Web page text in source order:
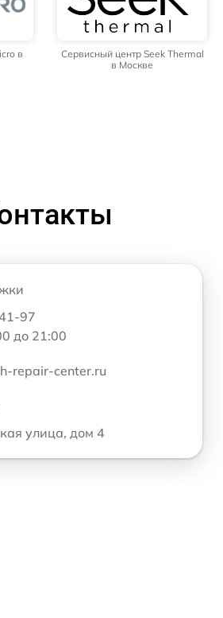
в
Сервисный центр Seek Thermal
в Москве
97
до 21:00
repair-center.ru
улица, дом 4